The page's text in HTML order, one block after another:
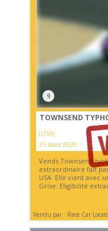
9
TOWNSEND
(USA)
31 mars 2020
Vends Townsend
extraordinaire fait
USA. Elle vient avec
Grise. Eligibilité
Vendu par : Race Car